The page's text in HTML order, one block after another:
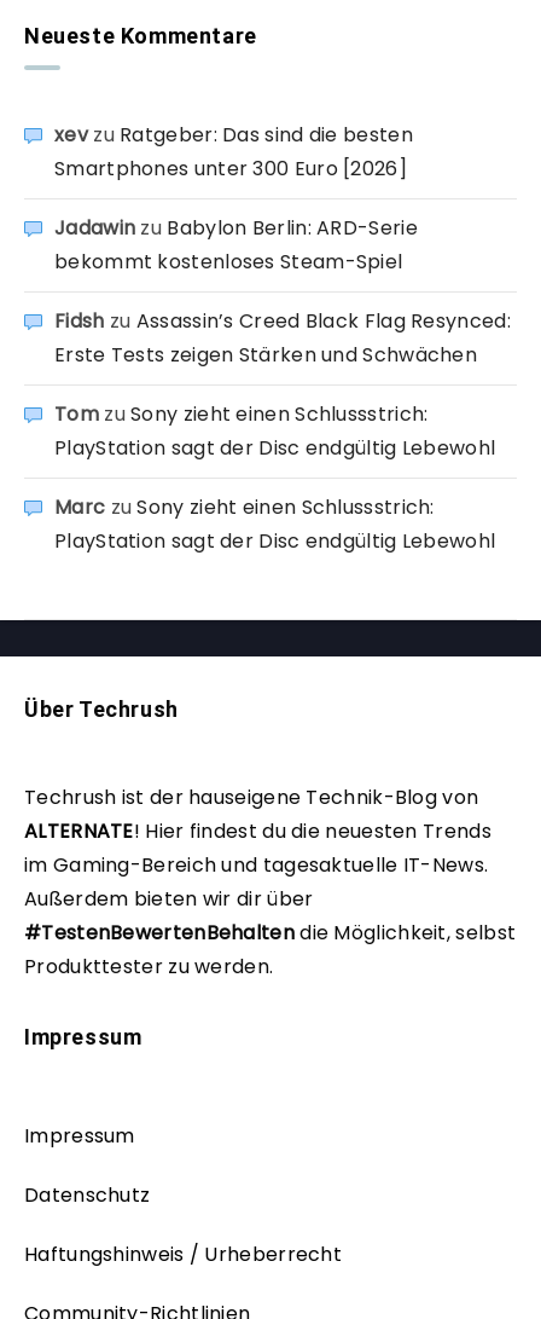
Neueste Kommentare
xevzu Ratgeber: Das sind die besten
Smartphones unter 300 Euro [2026]
Jadawin zu Babylon Berlin: ARD-Serie
bekommt kostenloses Steam-Spiel
Fidsh zu Assassin’s Creed Black Flag Resynced:
Erste Tests zeigen Stärken und Schwächen
TomzuSony zieht einen Schlussstrich:
PlayStation sagt der Disc endgültig Lebewohl
Marc zuSony zieht einen Schlussstrich:
PlayStation sagt der Disc endgültig Lebewohl
Über Techrush
Techrush ist der hauseigene Technik-Blog von
ALTERNATE! Hier findest du die neuesten Trends
im Gaming-Bereich und tagesaktuelle IT-News.
Außerdem bieten wir dir über
#TestenBewertenBehaltendie Möglichkeit, selbst
Produkttester zu werden.
Impressum
Impressum
Datenschutz
Haftungshinweis / Urheberrecht
Community-Richtlinien